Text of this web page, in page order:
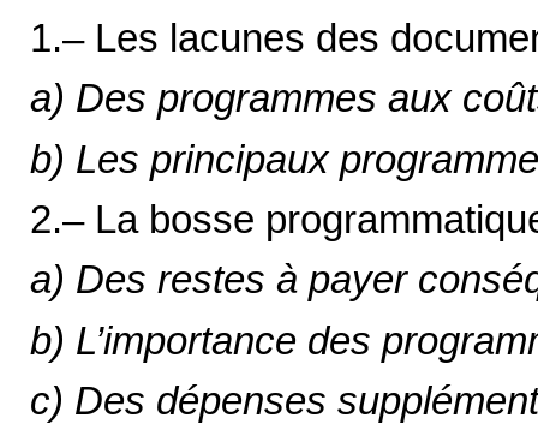
1.– Les lacunes des
a) Des programmes aux
b) Les principaux
2.– La bosse
a) Des restes à payer
b) L’importance des
c) Des dépenses